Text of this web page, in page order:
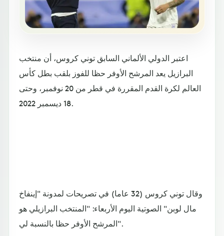
اعتبر الدولي الألماني السابق توني كروس، أن منتخب
البرازيل يعد المرشح الأوفر حظا للفوز بلقب بطل كأس
العالم لكرة القدم المقررة في قطر من 20 نوفمبر، وحتى
18 ديسمبر 2022.
وقال توني كروس (32 عاما) في تصريحات لمدونة "إينفاخ
مال لوبن" الصوتية اليوم الأربعاء: "المنتخب البرازيلي هو
المرشح الأوفر حظا بالنسبة لي".